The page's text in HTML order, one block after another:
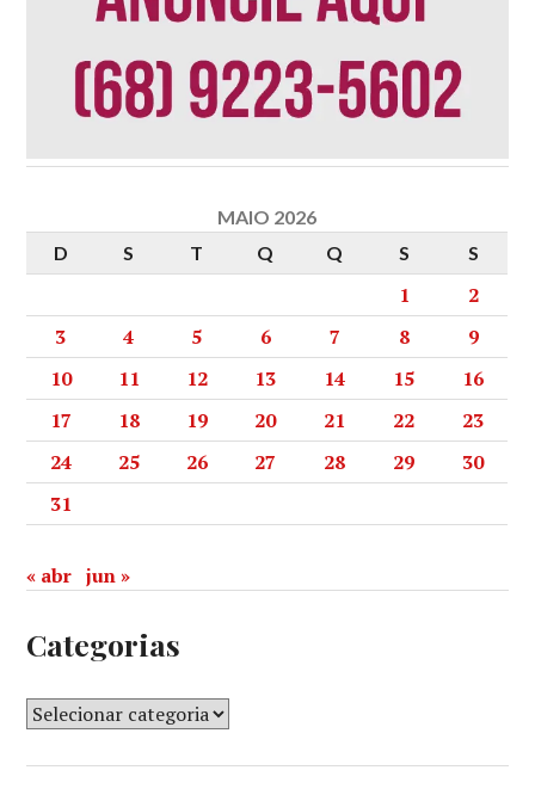
MAIO 2026
D
S T Q Q S S
1
2
3
4 5 6 7 8
9
10
11 12 13 14 15
16
17
18 19 20 21 22
23
24
25 26 27 28 29
30
31
« abr jun »
Categorias